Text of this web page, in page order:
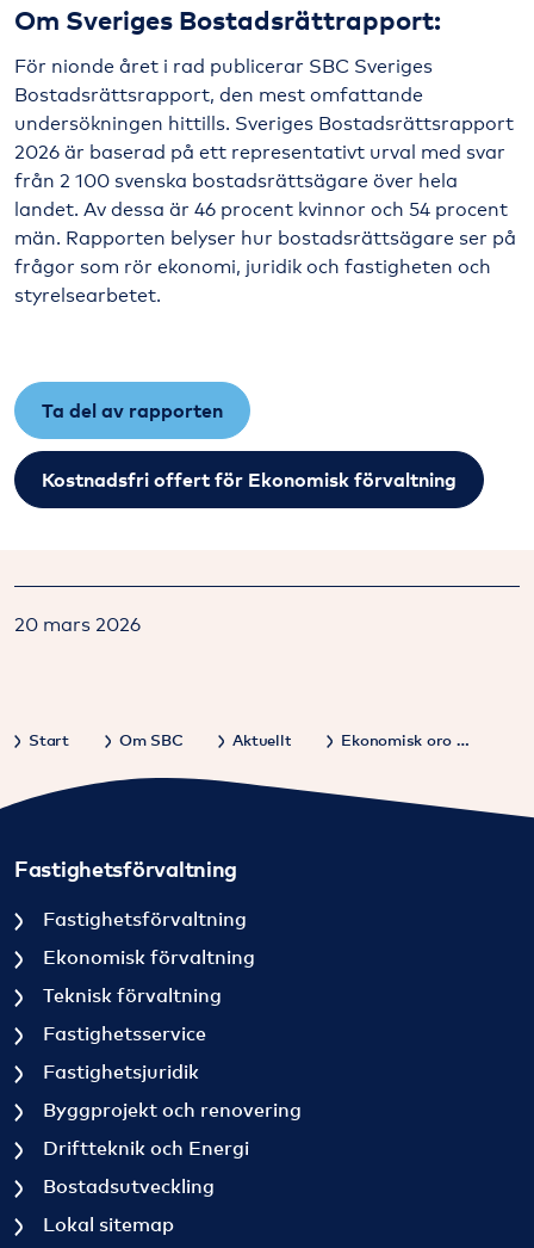
Om Sveriges Bostadsrättrapport:
För nionde året i rad publicerar SBC Sveriges
Bostadsrättsrapport, den mest omfattande
undersökningen hittills. Sveriges Bostadsrättsrapport
2026 är baserad på ett representativt urval med svar
från 2 100 svenska bostadsrättsägare över hela
landet. Av dessa är 46 procent kvinnor och 54 procent
män. Rapporten belyser hur bostadsrättsägare ser på
frågor som rör ekonomi, juridik och fastigheten och
styrelsearbetet.
Ta del av rapporten
Kostnadsfri offert för Ekonomisk förvaltning
20 mars 2026
Start Om SBC Aktuellt Ekonomisk oro i landets brfer
Fastighetsförvaltning
Fastighetsförvaltning
Ekonomisk förvaltning
Teknisk förvaltning
Fastighetsservice
Fastighetsjuridik
Byggprojekt och renovering
Driftteknik och Energi
Bostadsutveckling
Lokal sitemap